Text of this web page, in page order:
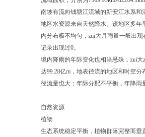
南坡有流向钱塘江流域的新安江水系和
地区水资源来自天然降水。该地区多年
内分布极不均匀，zui大月雨量一般出现
记录出现过0。
境内降雨的年际变化也相当悬殊，zui
达99.28亿m，地表径流的地区和时空
径流量也大；年际分配不平衡，年降雨
自然资源
植物
生态系统稳定平衡，植物群落完整而垂